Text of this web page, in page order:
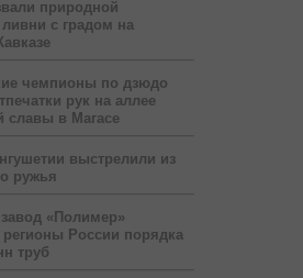
природной
с градом на
чемпионы по дзюдо
рук на аллее
славы в Магасе
выстрелили из
ружья
«Полимер»
регионы России порядка
труб